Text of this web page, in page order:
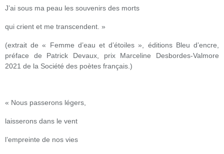
J’ai sous ma peau les souvenirs des morts
qui crient et me transcendent. »
(extrait de « Femme d’eau et d’étoiles », éditions Bleu d’encre,
préface de Patrick Devaux, prix Marceline Desbordes-Valmore
2021 de la Société des poètes français.)
« Nous passerons légers,
laisserons dans le vent
l’empreinte de nos vies